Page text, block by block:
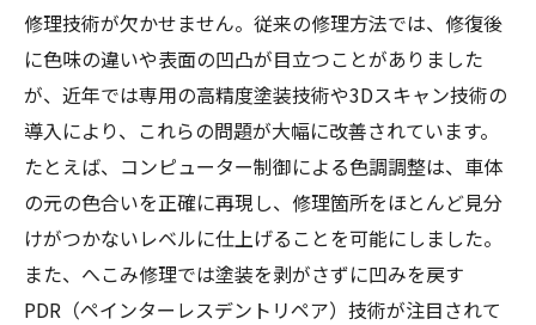
修理技術が欠かせません。従来の修理方法では、修復後
に色味の違いや表面の凹凸が目立つことがありました
が、近年では専用の高精度塗装技術や3Dスキャン技術の
導入により、これらの問題が大幅に改善されています。
たとえば、コンピューター制御による色調調整は、車体
の元の色合いを正確に再現し、修理箇所をほとんど見分
けがつかないレベルに仕上げることを可能にしました。
また、へこみ修理では塗装を剥がさずに凹みを戻す
PDR（ペインターレスデントリペア）技術が注目されて